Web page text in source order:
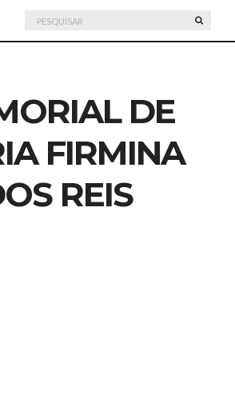
Pesquisar
por:
DE
FIRMINA
REIS